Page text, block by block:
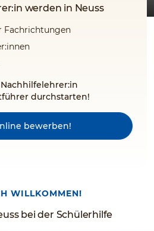
werden in Neuss
Fachrichtungen
durchstarten!
bewerben!
WILLKOMMEN!
bei der Schülerhilfe